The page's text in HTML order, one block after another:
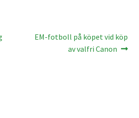
Nästa
EM-fotboll på köpet vid köp
av valfri Canon